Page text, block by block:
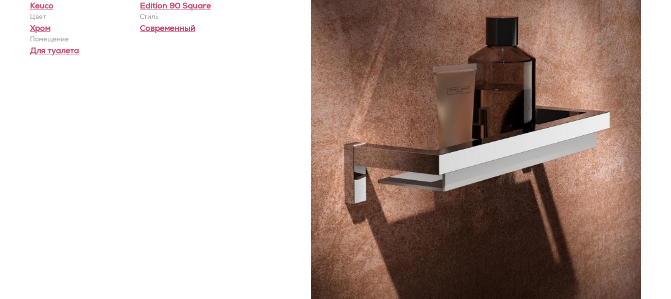
Keuco Edition 90 Square
Цвет
Хром
Стиль
Современный
Помещение
Для туалета